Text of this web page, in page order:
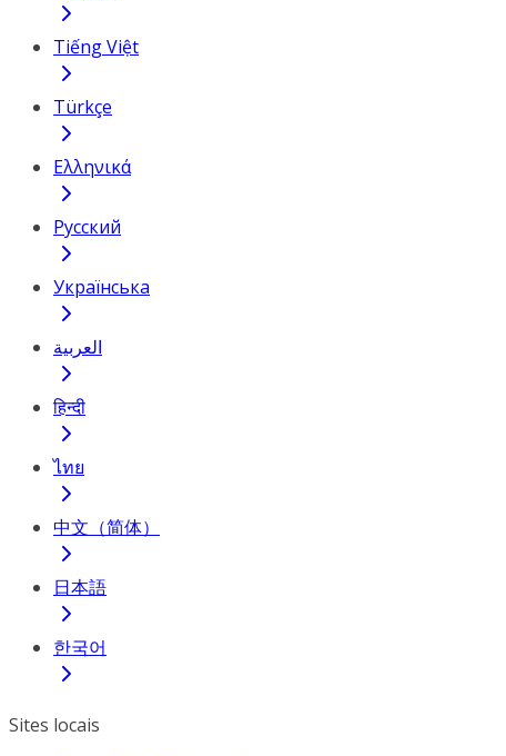
Tiếng Việt
Türkçe
Ελληνικά
Русский
Українська
العربية
हिन्दी
ไทย
中文（简体）
日本語
한국어
Sites locais